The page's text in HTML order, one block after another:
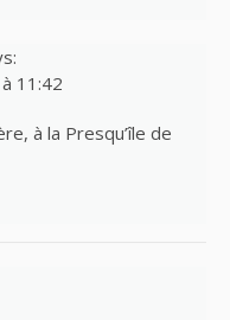
11:42
à la Presqu’île de